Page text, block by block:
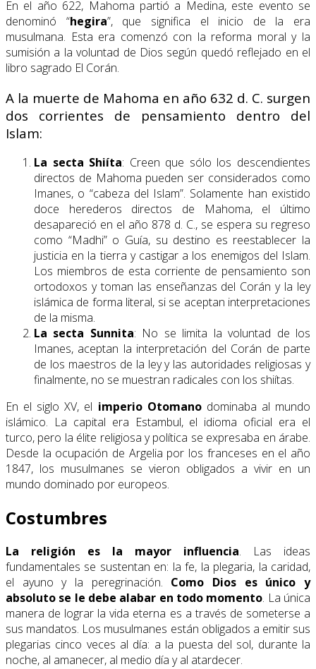
En el año 622, Mahoma partió a Medina, este evento se
denominó “hegira”, que significa el inicio de la era
musulmana. Esta era comenzó con la reforma moral y la
sumisión a la voluntad de Dios según quedó reflejado en el
libro sagrado El Corán.
A la muerte de Mahoma en año 632 d. C. surgen
dos corrientes de pensamiento dentro del
Islam:
La secta Shiíta: Creen que sólo los descendientes
directos de Mahoma pueden ser considerados como
Imanes, o “cabeza del Islam”. Solamente han existido
doce herederos directos de Mahoma, el último
desapareció en el año 878 d. C., se espera su regreso
como “Madhi” o Guía, su destino es reestablecer la
justicia en la tierra y castigar a los enemigos del Islam.
Los miembros de esta corriente de pensamiento son
ortodoxos y toman las enseñanzas del Corán y la ley
islámica de forma literal, si se aceptan interpretaciones
de la misma.
La secta Sunnita: No se limita la voluntad de los
Imanes, aceptan la interpretación del Corán de parte
de los maestros de la ley y las autoridades religiosas y
finalmente, no se muestran radicales con los shiítas.
En el siglo XV, el imperio Otomanodominaba al mundo
islámico. La capital era Estambul, el idioma oficial era el
turco, pero la élite religiosa y política se expresaba en árabe.
Desde la ocupación de Argelia por los franceses en el año
1847, los musulmanes se vieron obligados a vivir en un
mundo dominado por europeos.
Costumbres
La religión es la mayor influencia. Las ideas
fundamentales se sustentan en: la fe, la plegaria, la caridad,
el ayuno y la peregrinación. Como Dios es único y
absoluto se le debe alabar en todo momento. La única
manera de lograr la vida eterna es a través de someterse a
sus mandatos. Los musulmanes están obligados a emitir sus
plegarias cinco veces al día: a la puesta del sol, durante la
noche, al amanecer, al medio día y al atardecer.